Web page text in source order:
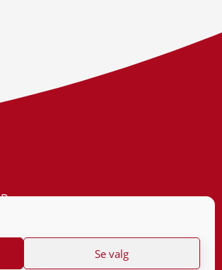
Se valg
Personvern